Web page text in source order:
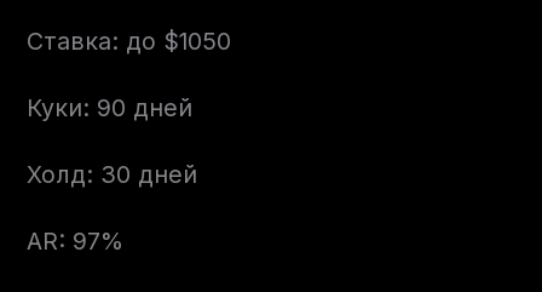
Ставка: до $1050
Куки: 90 дней
Холд: 30 дней
AR: 97%